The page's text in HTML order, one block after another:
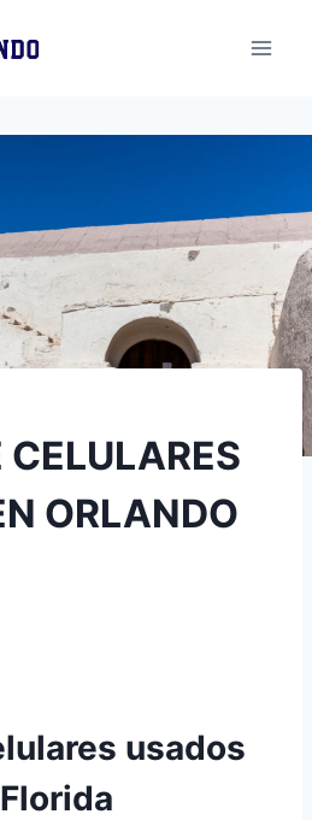
ORLANDO
usados